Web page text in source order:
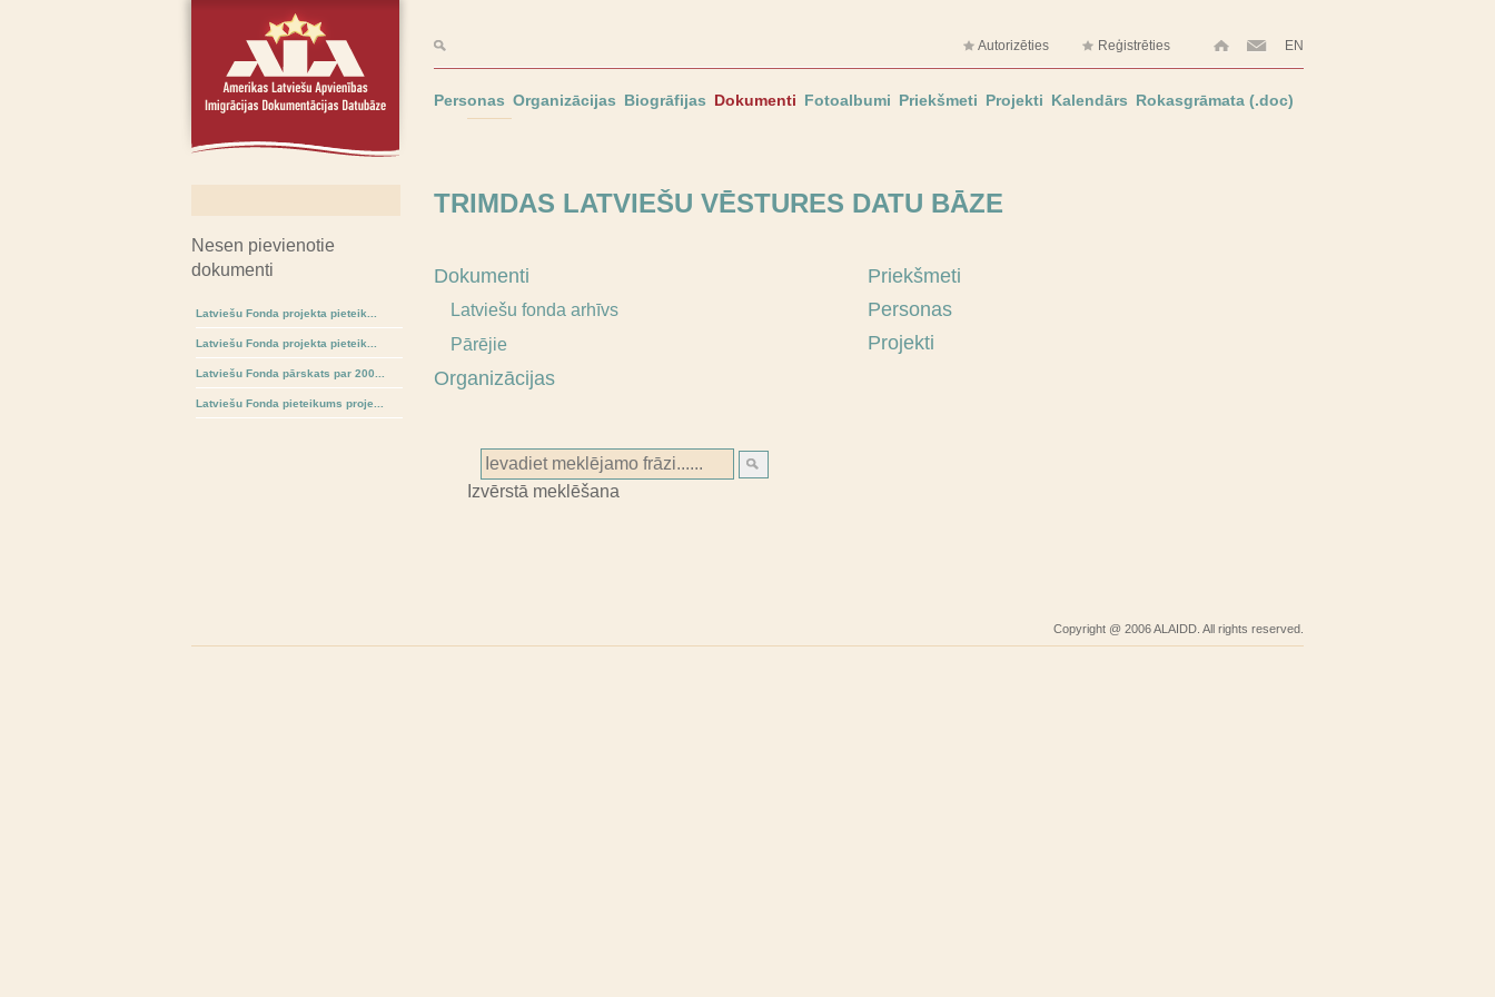
Autorizēties Reģistrēties EN
Personas Organizācijas Biogrāfijas Dokumenti Fotoalbumi Priekšmeti Projekti Kalendārs Rokasgrāmata (.doc)
Nesen pievienotie
dokumenti
Latviešu Fonda projekta pieteik...
Latviešu Fonda projekta pieteik...
Latviešu Fonda pārskats par 200...
Latviešu Fonda pieteikums proje...
TRIMDAS LATVIEŠU VĒSTURES DATU BĀZE
Dokumenti
Latviešu fonda arhīvs
Pārējie
Organizācijas
Priekšmeti
Personas
Projekti
Izvērstā meklēšana
Copyright @ 2006 ALAIDD. All rights reserved.